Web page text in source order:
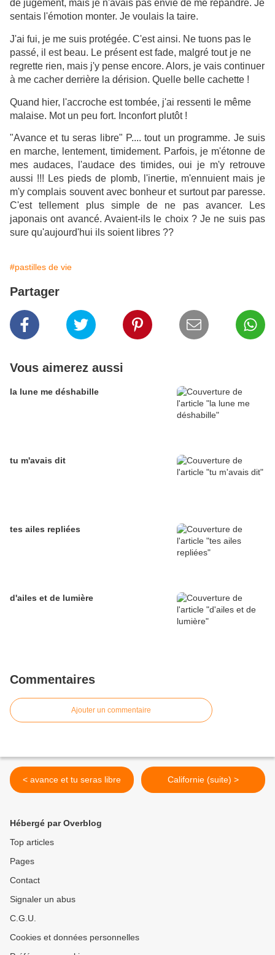
de jugement, mais je n'avais pas envie de me répandre. Je
sentais l'émotion monter. Je voulais la taire.
J'ai fui, je me suis protégée. C'est ainsi. Ne tuons pas le
passé, il est beau. Le présent est fade, malgré tout je ne
regrette rien, mais j'y pense encore. Alors, je vais continuer
à me cacher derrière la dérision. Quelle belle cachette !
Quand hier, l'accroche est tombée, j'ai ressenti le même
malaise. Mot un peu fort. Inconfort plutôt !
"Avance et tu seras libre" P.... tout un programme. Je suis
en marche, lentement, timidement. Parfois, je m'étonne de
mes audaces, l'audace des timides, oui je m'y retrouve
aussi !!! Les pieds de plomb, l'inertie, m'ennuient mais je
m'y complais souvent avec bonheur et surtout par paresse.
C'est tellement plus simple de ne pas avancer. Les
japonais ont avancé. Avaient-ils le choix ? Je ne suis pas
sure qu'aujourd'hui ils soient libres ??
#pastilles de vie
Partager
Vous aimerez aussi
la lune me déshabille
tu m'avais dit
tes ailes repliées
d'ailes et de lumière
Commentaires
Ajouter un commentaire
< avance et tu seras libre Californie (suite) >
Hébergé par Overblog
Top articles
Pages
Contact
Signaler un abus
C.G.U.
Cookies et données personnelles